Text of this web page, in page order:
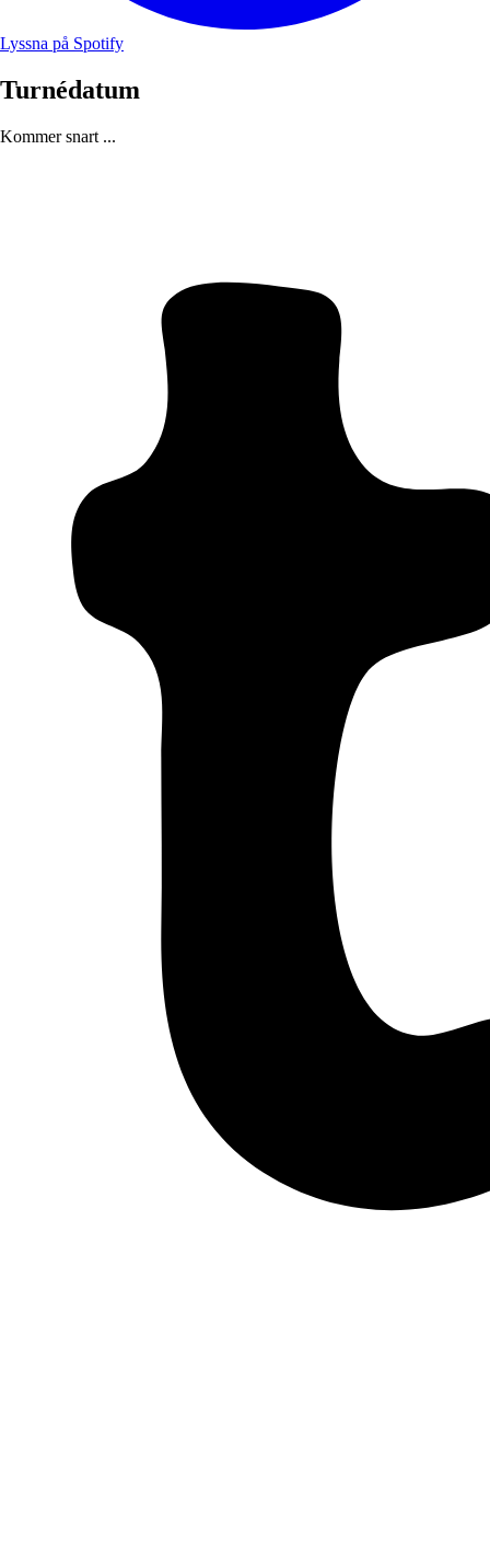
Lyssna på Spotify
Turnédatum
Kommer snart ...